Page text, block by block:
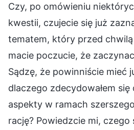
Czy, po omówieniu
kwestii, czujecie się już
tematem, który przed
macie poczucie, że
Sądzę, że powinniście mieć
dlaczego zdecydowałem
aspekty w ramach
rację? Powiedzcie mi, czego